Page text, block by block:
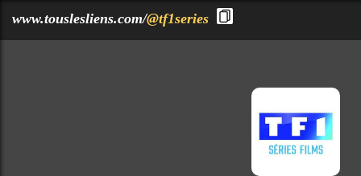
www.touslesliens.com/@tf1series